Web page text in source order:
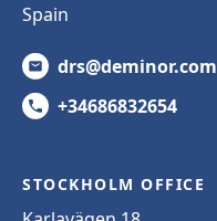
Spain
drs@deminor.com
+34686832654
STOCKHOLM OFFICE